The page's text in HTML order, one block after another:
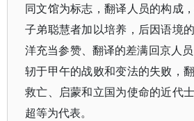
同文馆为标志，翻译人员的构成
子弟聪慧者加以培养，后因语境
洋充当参赞、翻译的差满回京人
轫于甲午的战败和变法的失败，
救亡、启蒙和立国为使命的近代
超等为代表。